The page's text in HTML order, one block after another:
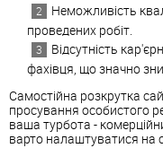
Неможливість
проведених робіт.
Відсутність
фахівця, що значно
Самостійна розкрутка
просування особистого
ваша турбота -
варто налаштуватися на